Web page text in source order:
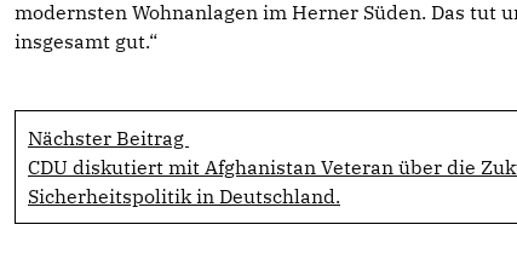
modernsten Wohnanlagen im Herner Süden. Das tut
insgesamt gut.“
Nächster Beitrag
CDU diskutiert mit Afghanistan Veteran über die
Sicherheitspolitik in Deutschland.